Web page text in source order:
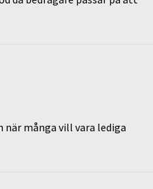
många vill vara lediga